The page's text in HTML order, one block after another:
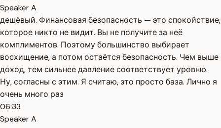
Speaker A
дешёвый. Финансовая безопасность — это спокойствие,
которое никто не видит. Вы не получите за неё
комплиментов. Поэтому большинство выбирает
восхищение, а потом остаётся безопасность. Чем выше
доход, тем сильнее давление соответствует уровню.
Ну, согласны с этим. Я считаю, это просто база. Лично я
очень много раз
06:33
Speaker A